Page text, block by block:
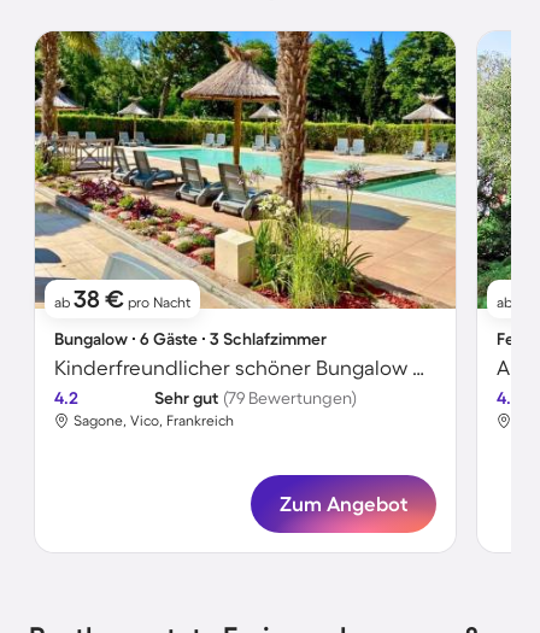
ab 38 € pro Nacht
Bungalow ∙ 6 Gäste ∙ 3 Schlafzimmer
Kinderfreundlicher schöner Bungalow mit beheiztem Pool und Terrasse | Hunde erlaubt
4.2 Sehr gut (79 Bewertungen)
Sagone, Vico, Frankreich
Zum Angebot
ab
4.5